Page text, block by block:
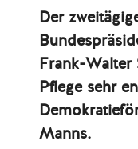
Der
Frank-Walter
Pflege sehr
Manns.